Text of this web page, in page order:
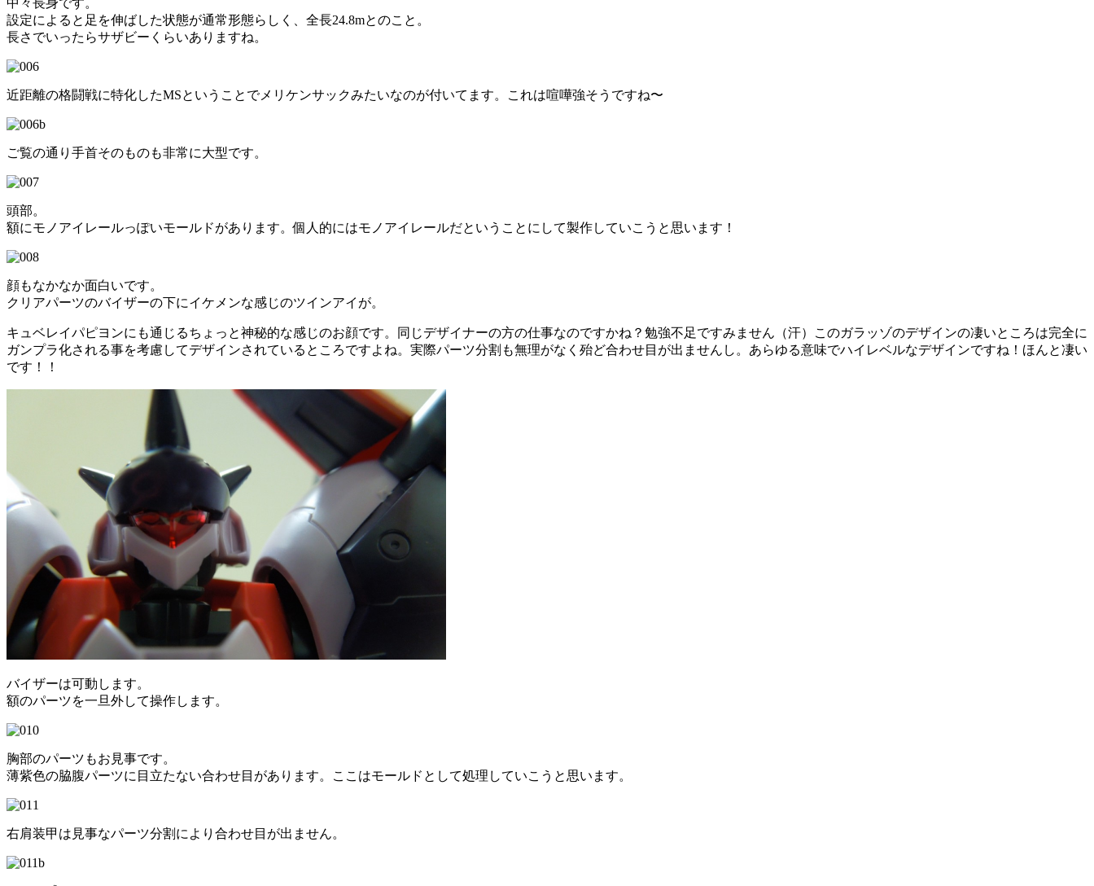
設定によると足を伸ばした状態が通常形態らしく、全長24.8mとのこと。
長さでいったらサザビーくらいありますね。
近距離の格闘戦に特化したMSということでメリケンサックみたいなのが付いてます。これは喧嘩強そうですね〜
ご覧の通り手首そのものも非常に大型です。
頭部。
額にモノアイレールっぽいモールドがあります。個人的にはモノアイレールだということにして製作していこうと思います！
顔もなかなか面白いです。
クリアパーツのバイザーの下にイケメンな感じのツインアイが。
キュベレイパピヨンにも通じるちょっと神秘的な感じのお顔です。同じデザイナーの方の仕事なのですかね？勉強不足ですみません（汗）このガラッゾのデザインの凄いところは完全に
ガンプラ化される事を考慮してデザインされているところですよね。実際パーツ分割も無理がなく殆ど合わせ目が出ませんし。あらゆる意味でハイレベルなデザインですね！ほんと凄い
です！！
バイザーは可動します。
額のパーツを一旦外して操作します。
胸部のパーツもお見事です。
薄紫色の脇腹パーツに目立たない合わせ目があります。ここはモールドとして処理していこうと思います。
右肩装甲は見事なパーツ分割により合わせ目が出ません。